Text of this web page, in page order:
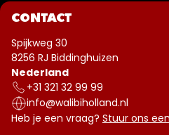
CONTACT
Spijkweg 30
8256 RJ Biddinghuizen
Nederland
+31 321 32 99 99
info@walibiholland.nl
Heb je een vraag? Stuur ons